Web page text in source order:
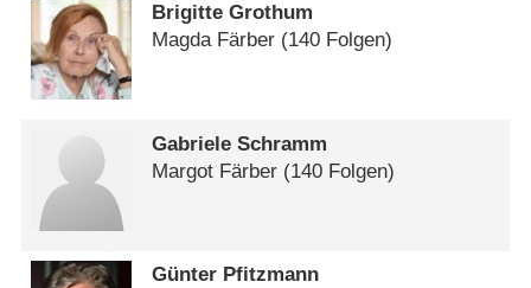
Brigitte Grothum
Magda Färber (140 Folgen)
Gabriele Schramm
Margot Färber (140 Folgen)
Günter Pfitzmann